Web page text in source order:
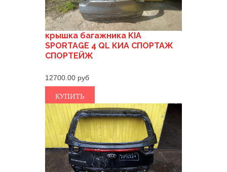
крышка багажника KIA
SPORTAGE 4 QL КИА СПОРТАЖ
СПОРТЕЙЖ
12700.00
КУПИТЬ